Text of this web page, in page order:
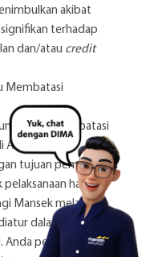
akibat
terhadap
dan/atau credit
Membatasi
atau membatasi
secara
tujuan pemrosesan
hak ini,
Mansek melalui
dalam angka 14
perlu